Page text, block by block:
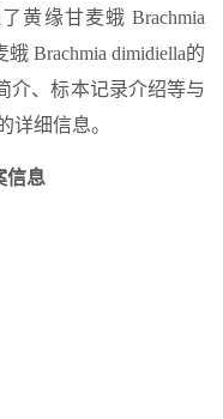
黄缘甘麦蛾 Brachmia
Brachmia dimidiella的
介、标本记录介绍等与
详细信息。
信息